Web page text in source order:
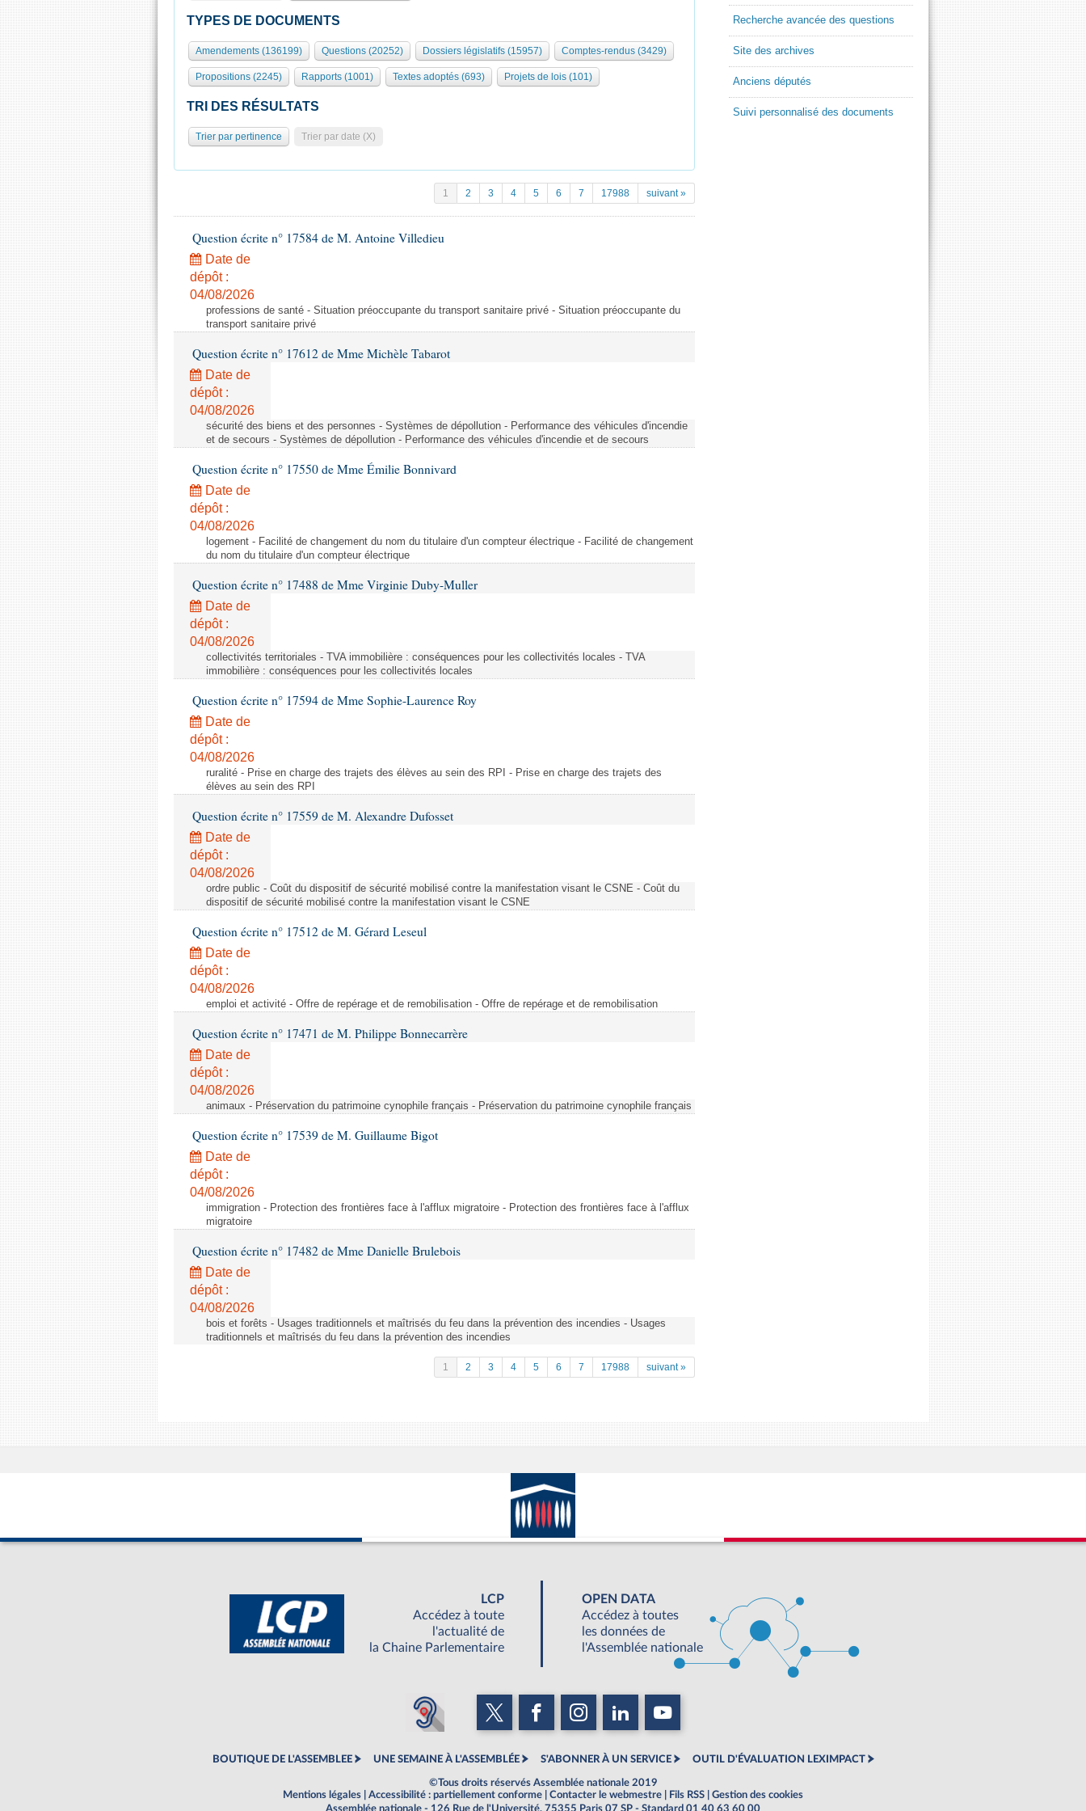
TYPES DE DOCUMENTS
Amendements (136199) Questions (20252) Dossiers législatifs (15957) Comptes-rendus (3429)
Propositions (2245) Rapports (1001) Textes adoptés (693) Projets de lois (101)
TRI DES RÉSULTATS
Trier par pertinence Trier par date (X)
1 2 3 4 5 6 7 17988 suivant »
Question écrite n° 17584 de M. Antoine Villedieu
Date de
dépôt :
04/08/2026
professions de santé - Situation préoccupante du transport sanitaire privé - Situation préoccupante du
transport sanitaire privé
Question écrite n° 17612 de Mme Michèle Tabarot
Date de
dépôt :
04/08/2026
sécurité des biens et des personnes - Systèmes de dépollution - Performance des véhicules d'incendie
et de secours - Systèmes de dépollution - Performance des véhicules d'incendie et de secours
Question écrite n° 17550 de Mme Émilie Bonnivard
Date de
dépôt :
04/08/2026
logement - Facilité de changement du nom du titulaire d'un compteur électrique - Facilité de changement
du nom du titulaire d'un compteur électrique
Question écrite n° 17488 de Mme Virginie Duby-Muller
Date de
dépôt :
04/08/2026
collectivités territoriales - TVA immobilière : conséquences pour les collectivités locales - TVA
immobilière : conséquences pour les collectivités locales
Question écrite n° 17594 de Mme Sophie-Laurence Roy
Date de
dépôt :
04/08/2026
ruralité - Prise en charge des trajets des élèves au sein des RPI - Prise en charge des trajets des
élèves au sein des RPI
Question écrite n° 17559 de M. Alexandre Dufosset
Date de
dépôt :
04/08/2026
ordre public - Coût du dispositif de sécurité mobilisé contre la manifestation visant le CSNE - Coût du
dispositif de sécurité mobilisé contre la manifestation visant le CSNE
Question écrite n° 17512 de M. Gérard Leseul
Date de
dépôt :
04/08/2026
emploi et activité - Offre de repérage et de remobilisation - Offre de repérage et de remobilisation
Question écrite n° 17471 de M. Philippe Bonnecarrère
Date de
dépôt :
04/08/2026
animaux - Préservation du patrimoine cynophile français - Préservation du patrimoine cynophile français
Question écrite n° 17539 de M. Guillaume Bigot
Date de
dépôt :
04/08/2026
immigration - Protection des frontières face à l'afflux migratoire - Protection des frontières face à l'afflux
migratoire
Question écrite n° 17482 de Mme Danielle Brulebois
Date de
dépôt :
04/08/2026
bois et forêts - Usages traditionnels et maîtrisés du feu dans la prévention des incendies - Usages
traditionnels et maîtrisés du feu dans la prévention des incendies
1 2 3 4 5 6 7 17988 suivant »
Recherche avancée des questions
Site des archives
Anciens députés
Suivi personnalisé des documents
LCP
Accédez à toute
l'actualité de
la Chaine Parlementaire
OPEN DATA
Accédez à toutes
les données de
l'Assemblée nationale
BOUTIQUE DE L'ASSEMBLEE UNE SEMAINE À L'ASSEMBLÉE S'ABONNER À UN SERVICE OUTIL D'ÉVALUATION LEXIMPACT
©Tous droits réservés Assemblée nationale 2019
Mentions légales
Accessibilité : partiellement conforme Contacter le webmestre Fils RSS
Gestion des cookies
Assemblée nationale - 126 Rue de l'Université, 75355 Paris 07 SP - Standard 01 40 63 60 00